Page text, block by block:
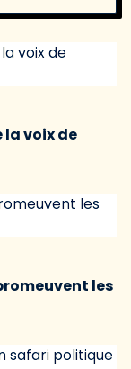
la voix de
les